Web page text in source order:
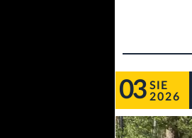
03 SIE
2026